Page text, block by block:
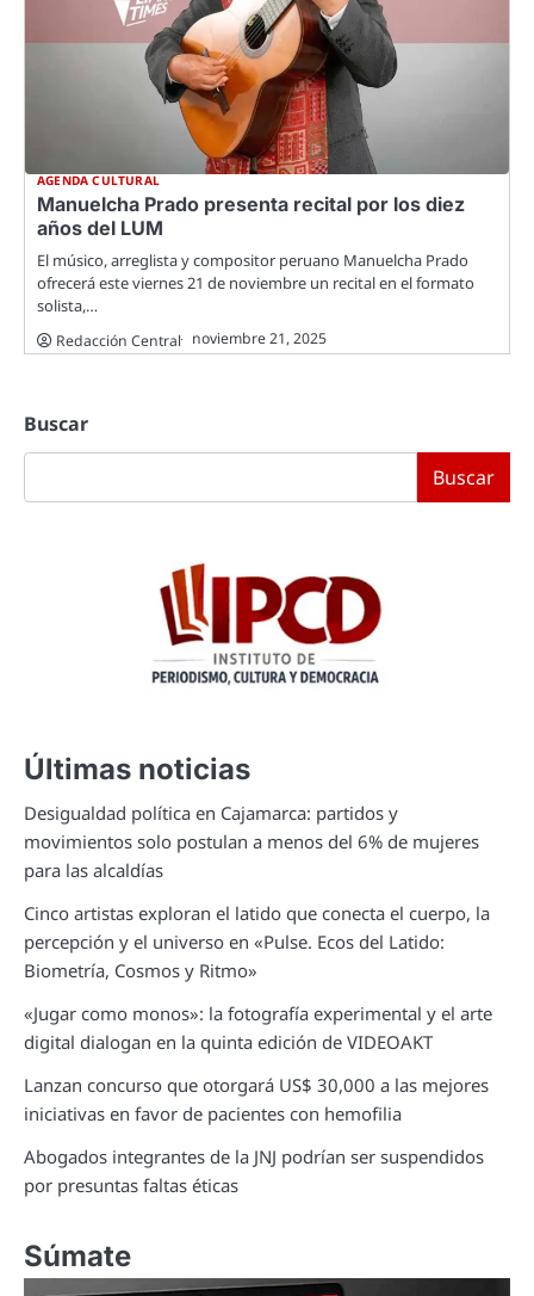
AGENDA CULTURAL
Manuelcha Prado presenta recital por los diez
años del LUM
El músico, arreglista y compositor peruano Manuelcha Prado
ofrecerá este viernes 21 de noviembre un recital en el formato
solista,…
Redacción Central noviembre 21, 2025
Buscar
Buscar
Últimas noticias
Desigualdad política en Cajamarca: partidos y
movimientos solo postulan a menos del 6% de mujeres
para las alcaldías
Cinco artistas exploran el latido que conecta el cuerpo, la
percepción y el universo en «Pulse. Ecos del Latido:
Biometría, Cosmos y Ritmo»
«Jugar como monos»: la fotografía experimental y el arte
digital dialogan en la quinta edición de VIDEOAKT
Lanzan concurso que otorgará US$ 30,000 a las mejores
iniciativas en favor de pacientes con hemofilia
Abogados integrantes de la JNJ podrían ser suspendidos
por presuntas faltas éticas
Súmate